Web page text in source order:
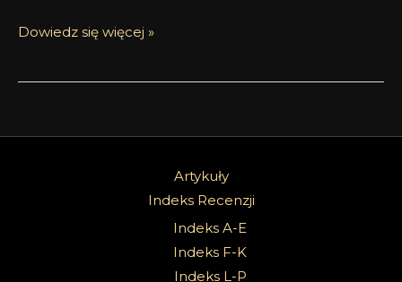
Dowiedz się więcej »
Artykuły
Indeks Recenzji
Indeks A-E
Indeks F-K
Indeks L-P